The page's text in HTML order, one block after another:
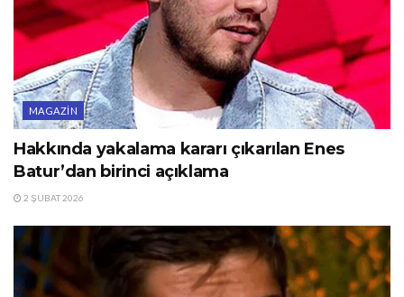
MAGAZIN
Hakkında yakalama kararı çıkarılan Enes
Batur’dan birinci açıklama
2 ŞUBAT 2026